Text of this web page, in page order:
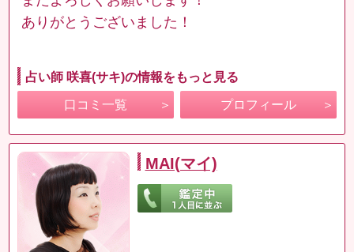
ありがとうございました！
占い師 咲喜(サキ)の情報をもっと見る
口コミ一覧 プロフィール
MAI(マイ)